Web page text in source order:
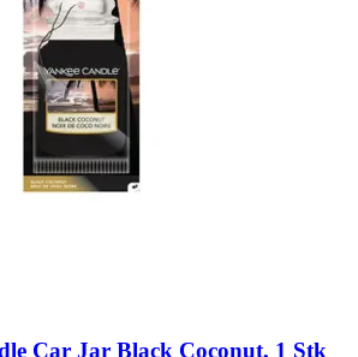
Car Jar Black Coconut, 1 Stk